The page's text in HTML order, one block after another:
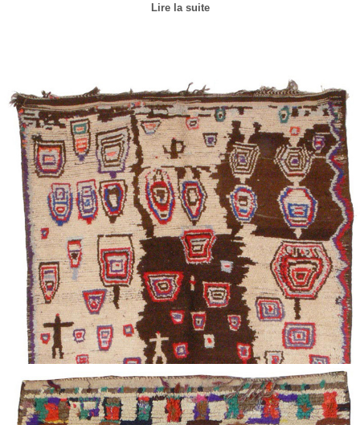
Lire la suite